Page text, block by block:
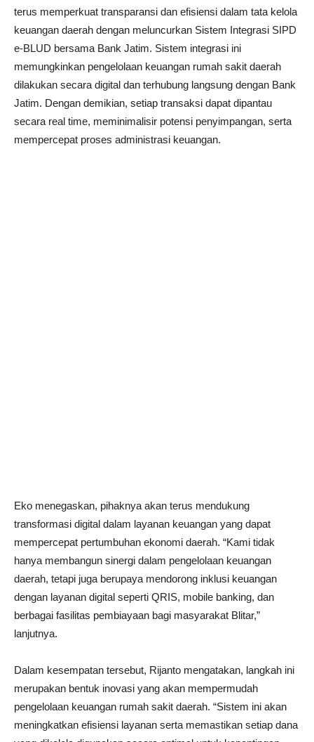
terus memperkuat transparansi dan efisiensi dalam tata kelola
keuangan daerah dengan meluncurkan Sistem Integrasi SIPD
e-BLUD bersama Bank Jatim. Sistem integrasi ini
memungkinkan pengelolaan keuangan rumah sakit daerah
dilakukan secara digital dan terhubung langsung dengan Bank
Jatim. Dengan demikian, setiap transaksi dapat dipantau
secara real time, meminimalisir potensi penyimpangan, serta
mempercepat proses administrasi keuangan.
Eko menegaskan, pihaknya akan terus mendukung
transformasi digital dalam layanan keuangan yang dapat
mempercepat pertumbuhan ekonomi daerah. “Kami tidak
hanya membangun sinergi dalam pengelolaan keuangan
daerah, tetapi juga berupaya mendorong inklusi keuangan
dengan layanan digital seperti QRIS, mobile banking, dan
berbagai fasilitas pembiayaan bagi masyarakat Blitar,”
lanjutnya.
Dalam kesempatan tersebut, Rijanto mengatakan, langkah ini
merupakan bentuk inovasi yang akan mempermudah
pengelolaan keuangan rumah sakit daerah. “Sistem ini akan
meningkatkan efisiensi layanan serta memastikan setiap dana